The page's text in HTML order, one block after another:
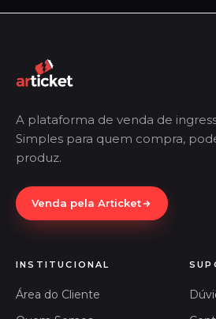
A plataforma de venda de
Simples para quem compra,
produz.
Venda pela Articket
INSTITUCIONAL
Área do Cliente